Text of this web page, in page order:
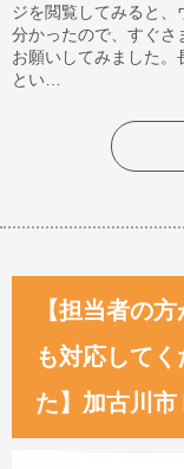
ジを閲覧してみると
分かったので、すぐさ
お願いしてみました
とい…
【担当者の
も対応して
た】加古川市